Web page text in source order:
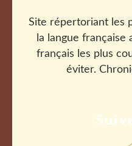
Site répertoriant les
la langue française
français les plus
éviter.